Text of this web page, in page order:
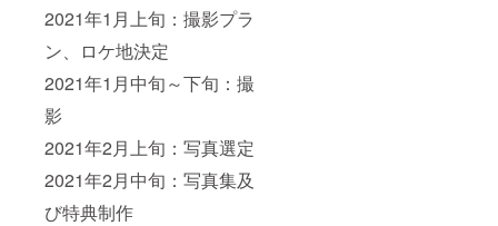
2021年1月上旬：撮影プラ
ン、ロケ地決定
2021年1月中旬～下旬：撮
影
2021年2月上旬：写真選定
2021年2月中旬：写真集及
び特典制作